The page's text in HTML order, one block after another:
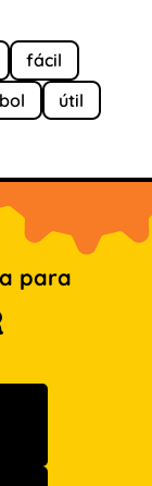
fácil
útil
para
App Store